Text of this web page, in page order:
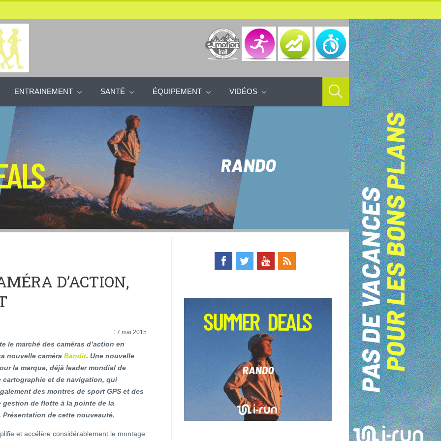
ENTRAINEMENT SANTÉ ÉQUIPEMENT VIDÉOS
D’ACTION,
17 mai 2015
le marché des caméras d’action en
nouvelle caméra Bandit. Une nouvelle
la marque, déjà leader mondial de
cartographie et de navigation, qui
des montres de sport GPS et des
de flotte à la pointe de la
de cette nouveauté.
et accélère considérablement le montage